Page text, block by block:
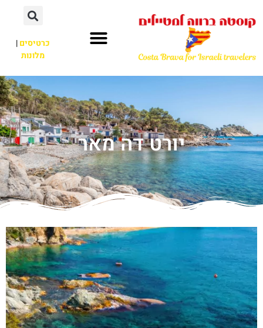
כרטיסים|
מלונות
יורט דה מאר